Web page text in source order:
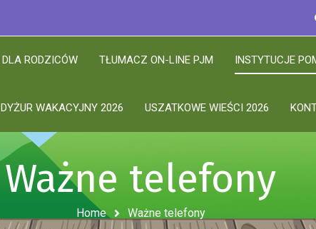
DLA RODZICÓW TŁUMACZ ON-LINE PJM INSTYTUCJE
DYŻUR WAKACYJNY 2026 USZATKOWE WIEŚCI 2026
Ważne telefony
Home Ważne telefony